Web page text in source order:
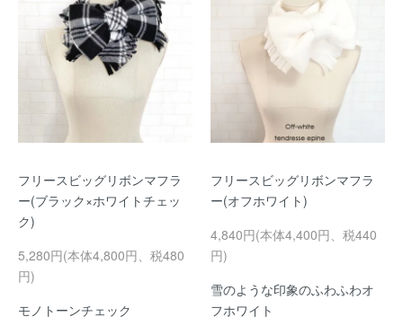
フリースビッグリボンマフラ
ー(ブラック×ホワイトチェッ
ク)
5,280円(本体4,800円、税480
円)
モノトーンチェック
フリースビッグリボンマフラ
ー(オフホワイト)
4,840円(本体4,400円、税440
円)
雪のような印象のふわふわオ
フホワイト